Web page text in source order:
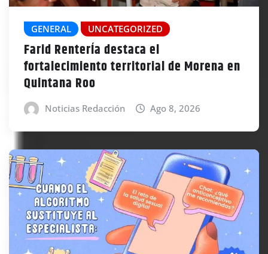
GENERAL UNCATEGORIZED
Farid RenterÍa destaca el
fortalecimiento territorial de Morena en
Quintana Roo
Noticias Redacción Ago 8, 2026